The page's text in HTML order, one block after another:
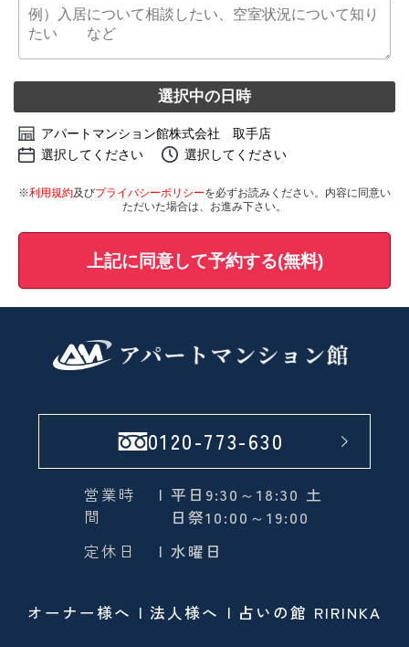
選択中の日時
アパートマンション館株式会社 取手店
選択してください
選択してください
※利用規約及びプライバシーポリシーを必ずお読みください。内容に同意い
ただいた場合は、お進み下さい。
上記に同意して予約する(無料)
0120-773-630
営業時
間
| 平日9:30～18:30 土
日祭10:00～19:00
定休日
| 水曜日
オーナー様へ 法人様へ 占いの館 RIRINKA